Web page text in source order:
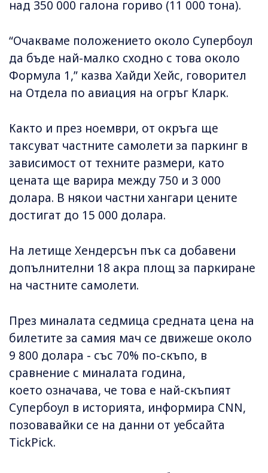
над 350 000 галона гориво (11 000 тона).
“Очакваме положението около Супербоул
да бъде най-малко сходно с това около
Формула 1,” казва Хайди Хейс, говорител
на Отдела по авиация на огръг Кларк.
Както и през ноември, от окръга ще
таксуват частните самолети за паркинг в
зависимост от техните размери, като
цената ще варира между 750 и 3 000
долара. В някои частни хангари цените
достигат до 15 000 долара.
На летище Хендерсън пък са добавени
допълнителни 18 акра площ за паркиране
на частните самолети.
През миналата седмица средната цена на
билетите за самия мач се движеше около
9 800 долара - със 70% по-скъпо, в
сравнение с миналата година,
което означава, че това е най-скъпият
Супербоул в историята, информира CNN,
позовавайки се на данни от уебсайта
TickPick.